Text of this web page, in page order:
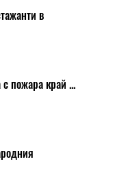
в
пожара край ...